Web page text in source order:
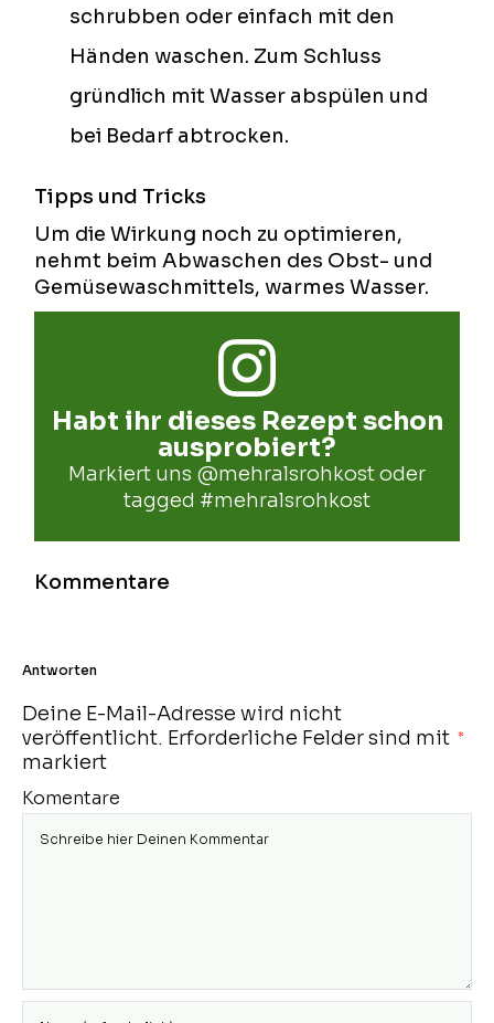
schrubben oder einfach mit den
Händen waschen. Zum Schluss
gründlich mit Wasser abspülen und
bei Bedarf abtrocken.
Tipps und Tricks
Um die Wirkung noch zu optimieren,
nehmt beim Abwaschen des Obst- und
Gemüsewaschmittels, warmes Wasser.
Habt ihr dieses Rezept schon
ausprobiert?
Markiert uns @mehralsrohkostoder
tagged #mehralsrohkost
Kommentare
Antworten
Deine E-Mail-Adresse wird nicht
veröffentlicht. Erforderliche Felder sind mit *
markiert
Komentare